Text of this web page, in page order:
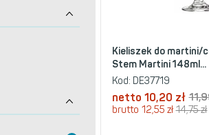
Kieliszek do martini/
Stem Martini 148ml...
Kod: DE37719
netto 10,20 zł
brutto 12,55 zł14,75zł